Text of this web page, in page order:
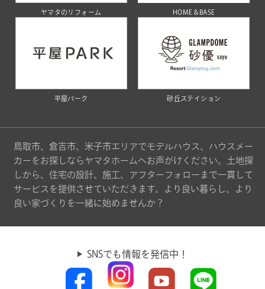
ヤマタのリフォーム HOME＆BASE
平屋パーク 砂丘ステイション
鳥取市、倉吉市、米子市エリアでモデルハウス、ハウスメー
カーをお探しならヤマタホームへお声がけください。土地探
しから、住宅の設計、施工、アフターフォローまで一貫して
サービスを提供させていただきます。より良い暮らし、より
良い家づくりを一緒に始めませんか？
SNSでも情報を発信中！